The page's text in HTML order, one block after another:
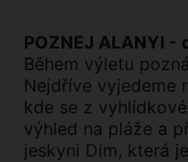
POZNEJ ALANYI -
Během výletu
Nejdříve vyjedeme
kde se z
výhled na pláže a
jeskyni Dim, která